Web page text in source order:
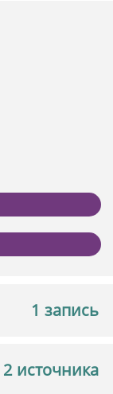
1 запись
2 источника